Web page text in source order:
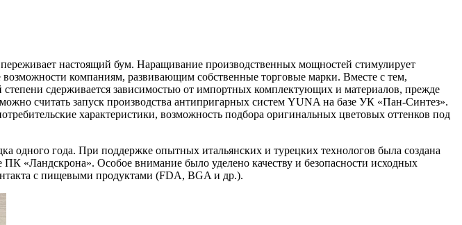
настоящий бум. Наращивание производственных мощностей стимулирует
компаниям, развивающим собственные торговые марки. Вместе с тем,
степени сдерживается зависимостью от импортных комплектующих и материалов, прежде
считать запуск производства антипригарных систем YUNA на базе УК «Пан-Синтез».
характеристики, возможность подбора оригинальных цветовых оттенков под
одного года. При поддержке опытных итальянских и турецких технологов была создана
«Ландскрона». Особое внимание было уделено качеству и безопасности исходных
с пищевыми продуктами (FDA, BGA и др.).